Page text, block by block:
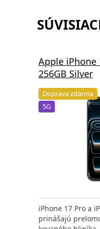
Apple iPhone
256GB Silver
Doprava zdarma
5G
iPhone 17 Pro a
prinášajú